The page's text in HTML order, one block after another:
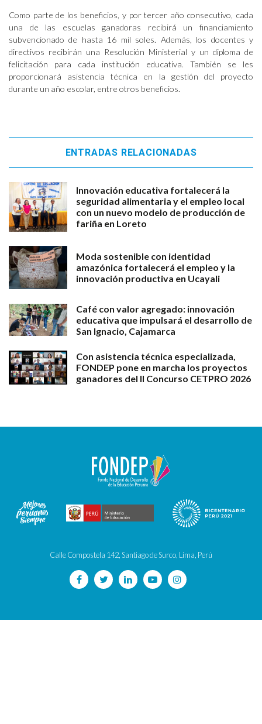
Como parte de los beneficios, y por tercer año consecutivo, cada
una de las escuelas ganadoras recibirá un financiamiento
subvencionado de hasta 16 mil soles. Además, los docentes y
directivos recibirán una Resolución Ministerial y un diploma de
felicitación para cada institución educativa. También se les
proporcionará asistencia técnica en la gestión del proyecto
durante un año escolar, entre otros beneficios.
ENTRADAS RELACIONADAS
Innovación educativa fortalecerá la
seguridad alimentaria y el empleo local
con un nuevo modelo de producción de
fariña en Loreto
Moda sostenible con identidad
amazónica fortalecerá el empleo y la
innovación productiva en Ucayali
Café con valor agregado: innovación
educativa que impulsará el desarrollo de
San Ignacio, Cajamarca
Con asistencia técnica especializada,
FONDEP pone en marcha los proyectos
ganadores del II Concurso CETPRO 2026
Calle Compostela 142, Santiago de Surco, Lima, Perú